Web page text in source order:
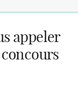
appeler